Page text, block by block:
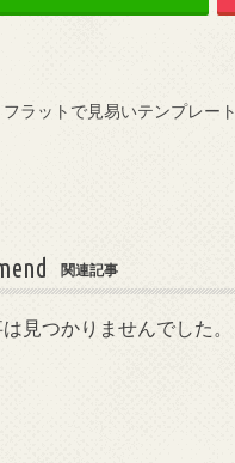
フラットで見易いテンプレート
関連記事
見つかりませんでした。